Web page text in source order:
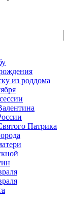
из роддома
Патрика